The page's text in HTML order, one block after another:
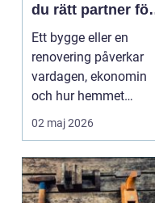
du rätt partner för
ditt projekt
Ett bygge eller en
renovering påverkar
vardagen, ekonomin
och hur hemmet
fungerar under l&arin...
02 maj 2026